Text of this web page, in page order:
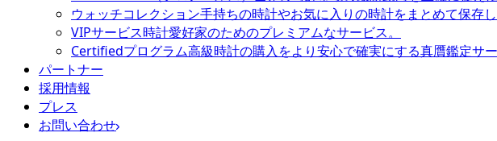
ウォッチコレクション手持ちの時計やお気に入りの時計をまとめて保存
VIPサービス時計愛好家のためのプレミアムなサービス。
Certifiedプログラム高級時計の購入をより安心で確実にする真贋鑑定サー
パートナー
採用情報
プレス
お問い合わせ